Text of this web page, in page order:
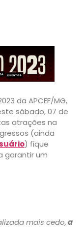
da APCEF/MG,
sábado, 07 de
atrações na
(ainda
) fique
garantir um
mais cedo,a